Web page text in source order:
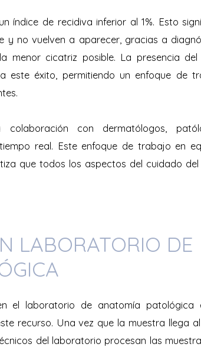
índice de recidiva inferior al 1%. Esto
y no vuelven a aparecer, gracias a
menor cicatriz posible. La presencia
este éxito, permitiendo un enfoque de
con dermatólogos,
real. Este enfoque de trabajo en
que todos los aspectos del cuidado del
LABORATORIO DE
el laboratorio de anatomía patológica
recurso. Una vez que la muestra llega
del laboratorio procesan las